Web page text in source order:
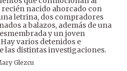
recién nacido ahorcado con
letrina, dos compradores
a balazos, además de una
y un joven
varios detenidos e
las distintas investigaciones.
Glezcu